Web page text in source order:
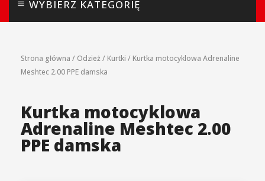
WYBIERZ KATEGORIĘ
Strona główna / Odzież / Kurtki / Kurtka motocyklowa Adrenaline
Meshtec 2.00 PPE damska
Kurtka motocyklowa
Adrenaline Meshtec 2.00
PPE damska